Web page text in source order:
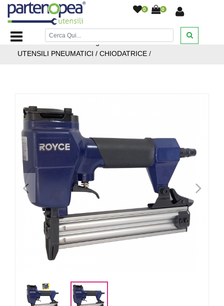
0 0
Home Page/BRICOLAGE E FAI DA TE/UTENSILI
PNEUMATICI/Home Page / BRICOLAGE E FAI DA TE /
UTENSILI PNEUMATICI / CHIODATRICE /
< >